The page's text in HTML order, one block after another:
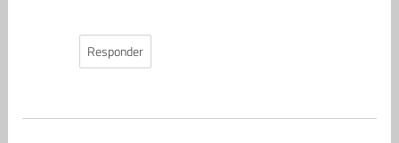
Responder